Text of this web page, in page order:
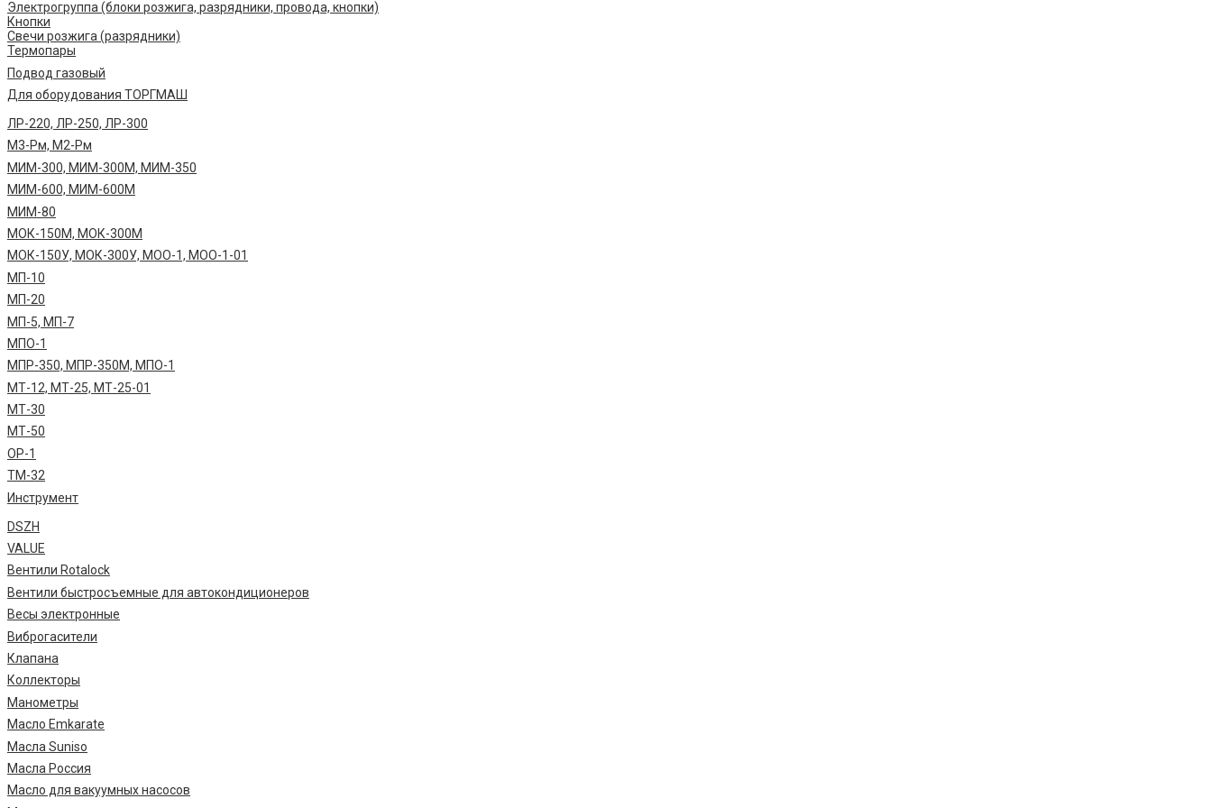
Электрогруппа (блоки розжига, разрядники, провода, кнопки)
Кнопки
Свечи розжига (разрядники)
Термопары
Подвод газовый
Для оборудования ТОРГМАШ
ЛР-220, ЛР-250, ЛР-300
М3-Рм, М2-Рм
МИМ-300, МИМ-300М, МИМ-350
МИМ-600, МИМ-600М
МИМ-80
МОК-150М, МОК-300М
МОК-150У, МОК-300У, МОО-1, МОО-1-01
МП-10
МП-20
МП-5, МП-7
МПО-1
МПР-350, МПР-350М, МПО-1
МТ-12, МТ-25, МТ-25-01
МТ-30
МТ-50
ОР-1
ТМ-32
Инструмент
DSZH
VALUE
Вентили Rotalock
Вентили быстросъемные для автокондиционеров
Весы электронные
Виброгасители
Клапана
Коллекторы
Манометры
Масло Emkarate
Масла Suniso
Масла Россия
Масло для вакуумных насосов